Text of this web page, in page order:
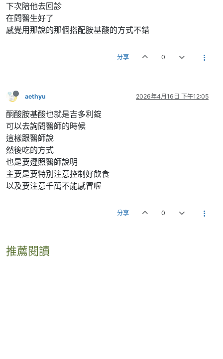
下次陪他去回診
在問醫生好了
感覺用那說的那個搭配胺基酸的方式不錯
分享 0
aethyu 2026年4月16日 下午12:05
酮酸胺基酸也就是吉多利錠
可以去詢問醫師的時候
這樣跟醫師說
然後吃的方式
也是要遵照醫師說明
主要是要特別注意控制好飲食
以及要注意千萬不能感冒喔
分享 0
推薦閱讀